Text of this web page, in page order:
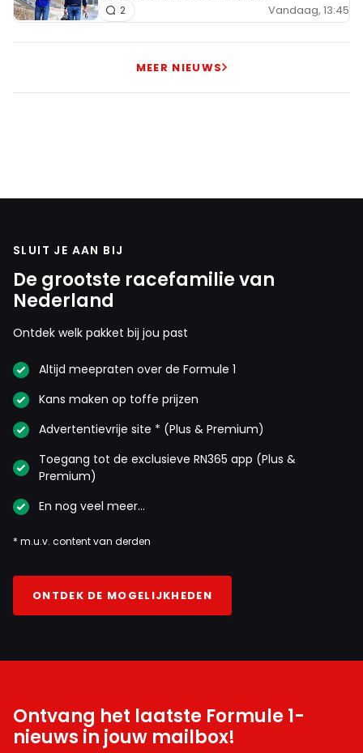
Vandaag, 13:45
2
MEER NIEUWS
SLUIT JE AAN BIJ
De grootste racefamilie van
Nederland
Ontdek welk pakket bij jou past
Altijd meepraten over de Formule 1
Kans maken op toffe prijzen
Advertentievrije site * (Plus & Premium)
Toegang tot de exclusieve RN365 app (Plus &
Premium)
En nog veel meer…
* m.u.v. content van derden
ONTDEK DE MOGELIJKHEDEN
Ontvang het laatste Formule 1-
nieuws in jouw mailbox!